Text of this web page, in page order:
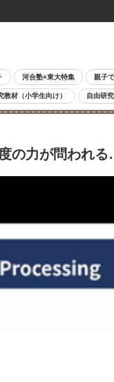
河合塾×東大特集 親子
教材（小学生向け） 自由研
の力が問われ